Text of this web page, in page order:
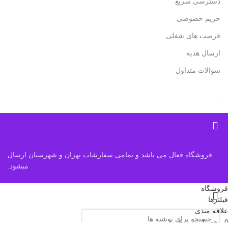
حریم خصوصی
فرصت های شغلی
ارسال هدیه
سوالات متداول
فروشگاه فعال می باشد و تمامی سفارشات تهران و شهرستان ارسال
میشود.
فروشگاه
فیلترها
علاقه مندی
0 محصول سبد خرید